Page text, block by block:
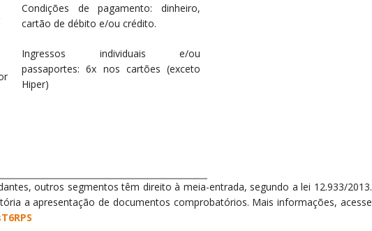
Condições de pagamento: dinheiro,
cartão de débito e/ou crédito.
Ingressos individuais e/ou
passaportes: 6x nos cartões (exceto
Hiper)
outros segmentos têm direito à meia-entrada, segundo a lei 12.933/2013.
a apresentação de documentos comprobatórios. Mais informações, acesse